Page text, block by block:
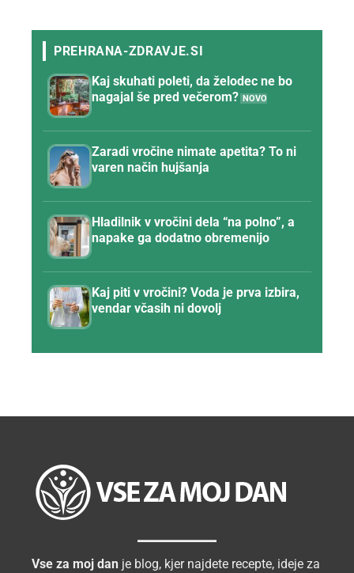
Kaj skuhati poleti, da želodec ne bo
nagajal še pred večerom?
Zaradi vročine nimate apetita? To ni
varen način hujšanja
Hladilnik v vročini dela “na polno”, a
napake ga dodatno obremenijo
Kaj piti v vročini? Voda je prva izbira,
vendar včasih ni dovolj
Vse za moj dan je blog, kjer najdete recepte, ideje za